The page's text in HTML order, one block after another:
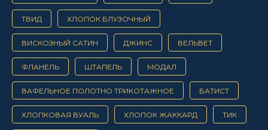
ТВИД ХЛОПОК БЛУЗОЧНЫЙ
ВИСКОЗНЫЙ САТИН ДЖИНС ВЕЛЬВЕТ
ФЛАНЕЛЬ ШТАПЕЛЬ МОДАЛ
ВАФЕЛЬНОЕ ПОЛОТНО ТРИКОТАЖНОЕ БАТИСТ
ХЛОПКОВАЯ ВУАЛЬ ХЛОПОК ЖАККАРД ТИК